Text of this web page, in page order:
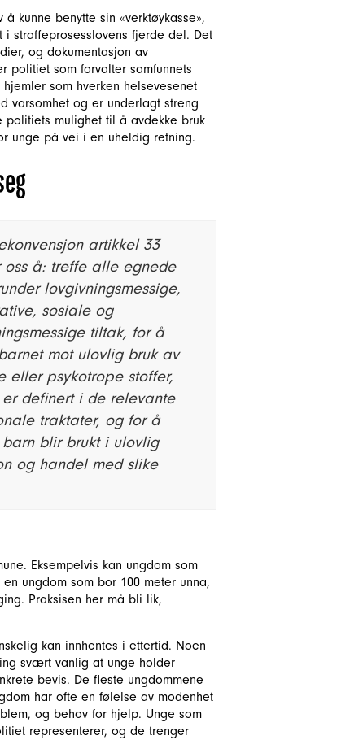
kunne benytte sin «verktøykasse»,
straffeprosesslovens fjerde del. Det
og dokumentasjon av
politiet som forvalter samfunnets
som hverken helsevesenet
varsomhet og er underlagt streng
mulighet til å avdekke bruk
unge på vei i en uheldig retning.
artikkel 33
å: treffe alle egnede
lovgivningsmessige,
sosiale og
tiltak, for å
mot ulovlig bruk av
eller psykotrope stoffer,
er definert i de relevante
traktater, og for å
blir brukt i ulovlig
og handel med slike
Eksempelvis kan ungdom som
ungdom som bor 100 meter unna,
Praksisen her må bli lik,
kan innhentes i ettertid. Noen
svært vanlig at unge holder
bevis. De fleste ungdommene
har ofte en følelse av modenhet
og behov for hjelp. Unge som
representerer, og de trenger